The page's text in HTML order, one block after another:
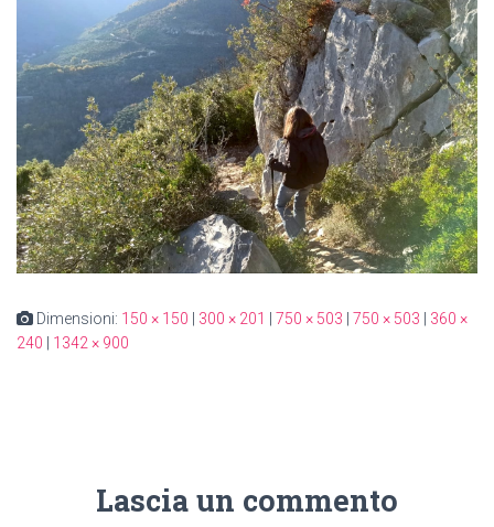
Dimensioni: 150 × 150 300 × 201 750 × 503 750 × 503
360 ×
240
1342 × 900
Lascia un commento